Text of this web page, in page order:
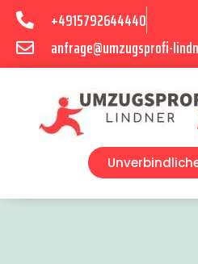
+4915792644440
anfrage@umzugsprofi-